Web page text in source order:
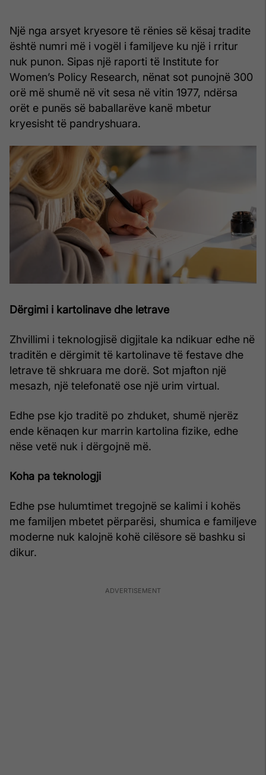
Një nga arsyet kryesore të rënies së kësaj tradite
është numri më i vogël i familjeve ku një i rritur
nuk punon. Sipas një raporti të Institute for
Women’s Policy Research, nënat sot punojnë 300
orë më shumë në vit sesa në vitin 1977, ndërsa
orët e punës së baballarëve kanë mbetur
kryesisht të pandryshuara.
Dërgimi i kartolinave dhe letrave
Zhvillimi i teknologjisë digjitale ka ndikuar edhe në
traditën e dërgimit të kartolinave të festave dhe
letrave të shkruara me dorë. Sot mjafton një
mesazh, një telefonatë ose një urim virtual.
Edhe pse kjo traditë po zhduket, shumë njerëz
ende kënaqen kur marrin kartolina fizike, edhe
nëse vetë nuk i dërgojnë më.
Koha pa teknologji
Edhe pse hulumtimet tregojnë se kalimi i kohës
me familjen mbetet përparësi, shumica e familjeve
moderne nuk kalojnë kohë cilësore së bashku si
dikur.